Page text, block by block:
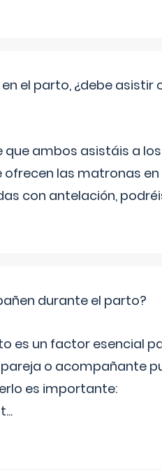
el parto, ¿debe asistir
ambos asistáis a
las matronas en
con antelación,
durante el parto?
es un factor esencial
o acompañante
es importante:
...